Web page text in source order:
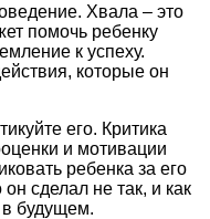
Хвала – это
помочь ребенку
к успеху.
которые он
его. Критика
и мотивации
ребенка за его
сделал не так, и как
будущем.